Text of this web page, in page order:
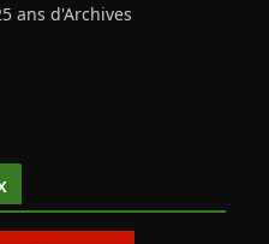
ans d'Archives